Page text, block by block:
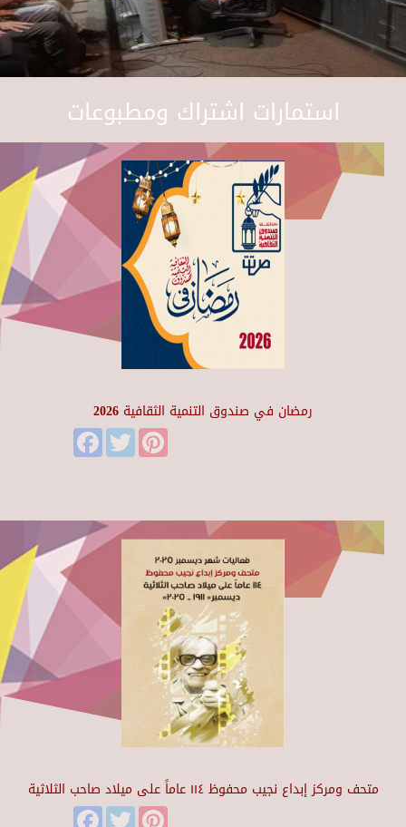
استمارات اشتراك ومطبوعات
رمضان في صندوق التنمية الثقافية 2026
FacebookTwitter
متحف ومركز إبداع نجيب محفوظ ١١٤ عاماً على ميلاد صاحب الثلاثية
FacebookTwitter